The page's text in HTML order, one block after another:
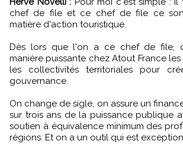
chef de file et ce chef de file ce
matière d'action touristique.
Dès lors que l'on a ce chef de file,
manière puissante chez Atout France
les collectivités territoriales pour
gouvernance.
On change de sigle, on assure un
sur trois ans de la puissance publique
soutien à équivalence minimum des
régions. Et on a un outil qui est